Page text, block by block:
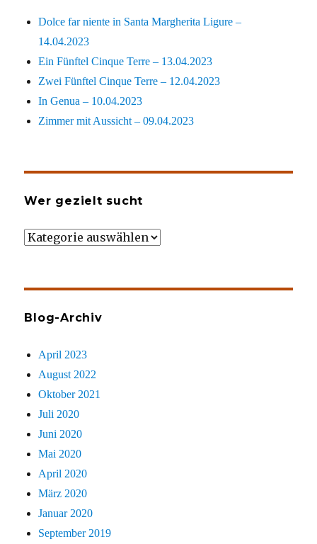
Dolce far niente in Santa Margherita Ligure –
14.04.2023
Ein Fünftel Cinque Terre – 13.04.2023
Zwei Fünftel Cinque Terre – 12.04.2023
In Genua – 10.04.2023
Zimmer mit Aussicht – 09.04.2023
Wer gezielt sucht
Wer
Blog-Archiv
April 2023
August 2022
Oktober 2021
Juli 2020
Juni 2020
Mai 2020
April 2020
März 2020
Januar 2020
September 2019